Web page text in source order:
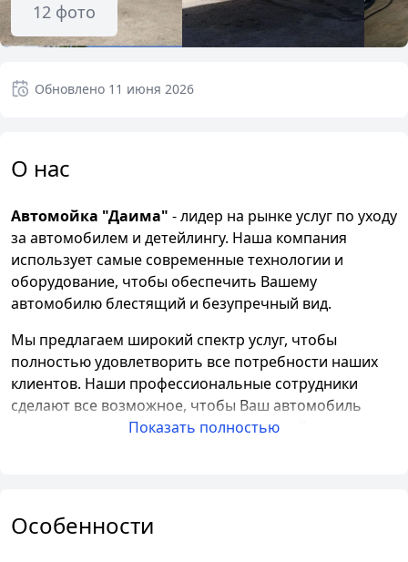
12 фото
Обновлено 11 июня 2026
О нас
Автомойка "Даима" - лидер на рынке услуг по уходу
за автомобилем и детейлингу. Наша компания
использует самые современные технологии и
оборудование, чтобы обеспечить Вашему
автомобилю блестящий и безупречный вид.
Мы предлагаем широкий спектр услуг, чтобы
полностью удовлетворить все потребности наших
клиентов. Наши профессиональные сотрудники
сделают все возможное, чтобы Ваш автомобиль
выглядел как новый. Мы предлагаем мойку
Наши услуги также включают уборку салона, чтобы
Показать полностью
Особенности